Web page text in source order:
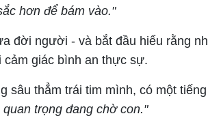
hơn để bám vào."
đời người - và bắt đầu hiểu rằng
cảm giác bình an thực sự.
sâu thẳm trái tim mình, có một
trọng đang chờ con."